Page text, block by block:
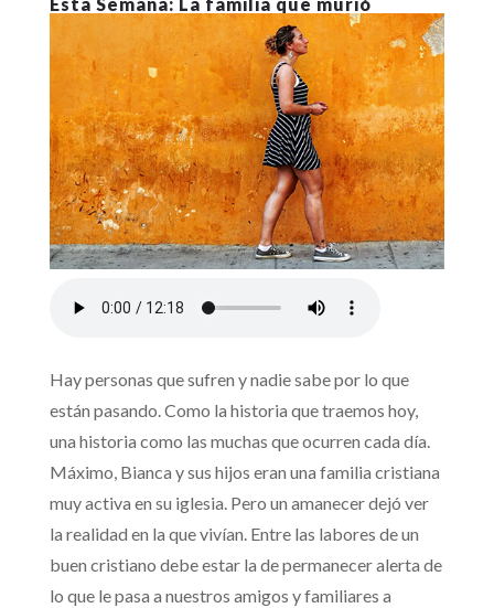
Hay personas que sufren y nadie sabe por lo que
están pasando. Como la historia que traemos hoy,
una historia como las muchas que ocurren cada día.
Máximo, Bianca y sus hijos eran una familia cristiana
muy activa en su iglesia. Pero un amanecer dejó ver
la realidad en la que vivían. Entre las labores de un
buen cristiano debe estar la de permanecer alerta de
lo que le pasa a nuestros amigos y familiares a